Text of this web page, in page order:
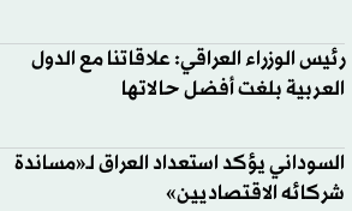
رئيس الوزراء العراقي: علاقاتنا مع الدول
العربية بلغت أفضل حالاتها
السوداني يؤكد استعداد العراق لـ«مساندة
شركائه الاقتصاديين»